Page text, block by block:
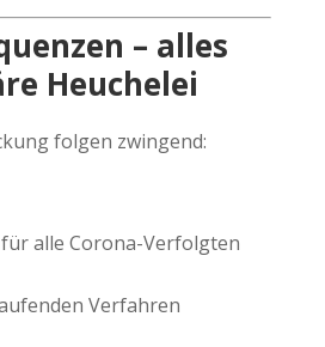
– alles
Heuchelei
folgen zwingend:
alle Corona-Verfolgten
Verfahren